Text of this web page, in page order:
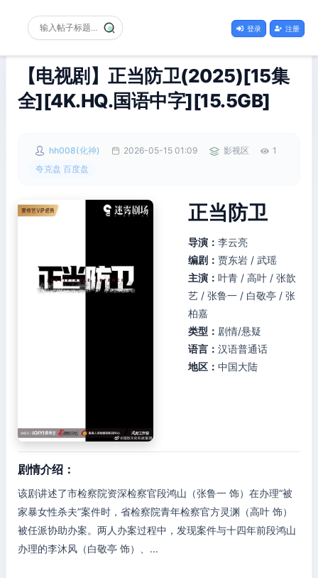
登录 注册
【电视剧】正当防卫(2025)[15集
全][4K.HQ.国语中字][15.5GB]
hh008(化神) 2026-05-15 01:09 影视区
1
夸克盘 百度盘
正当防卫
导演： 李云亮
编剧： 贾东岩 / 武瑶
主演： 叶青 / 高叶 / 张歆
艺 / 张鲁一 / 白敬亭 / 张
柏嘉
类型： 剧情/悬疑
语言： 汉语普通话
地区： 中国大陆
剧情介绍：
该剧讲述了市检察院资深检察官段鸿山（张鲁一 饰）在办理“被
家暴女性杀夫”案件时，省检察院青年检察官方灵渊（高叶 饰）
被任派协助办案。两人办案过程中，发现案件与十四年前段鸿山
办理的李沐风（白敬亭 饰）、...